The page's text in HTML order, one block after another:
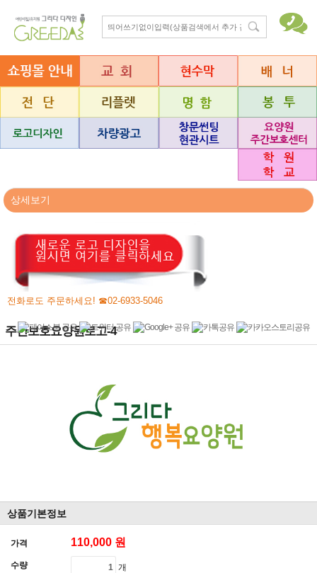
상세보기
전화로도 주문하세요! ☎02-6933-5046
주간보호요양원로고-4
상품기본정보
가격 110,000 원
수량 개